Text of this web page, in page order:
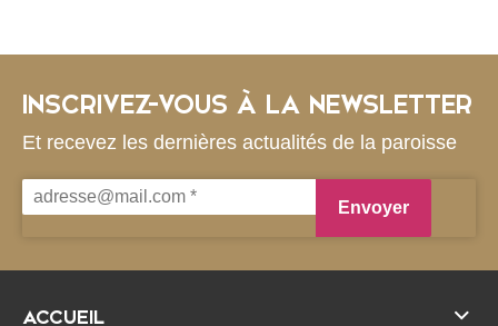
INSCRIVEZ-VOUS À LA NEWSLETTER
Et recevez les dernières actualités de la paroisse
ACCUEIL